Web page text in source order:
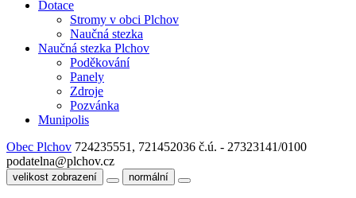
Dotace
Stromy v obci Plchov
Naučná stezka
Naučná stezka Plchov
Poděkování
Panely
Zdroje
Pozvánka
Munipolis
Obec Plchov 724235551, 721452036 č.ú. - 27323141/0100
podatelna@plchov.cz
velikost zobrazení normální